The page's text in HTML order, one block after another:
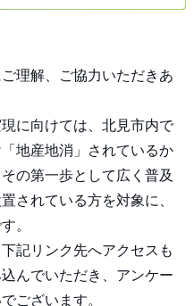
理解、ご協力いただきあ
に向けては、北見市内で
地産地消」されているか
の第一歩として広く普及
されている方を対象に、
。
記リンク先へアクセスも
んでいただき、アンケー
ございます。